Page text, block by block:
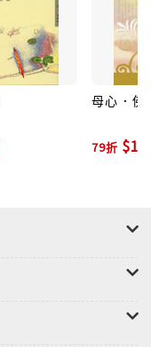
母心．佛
79折